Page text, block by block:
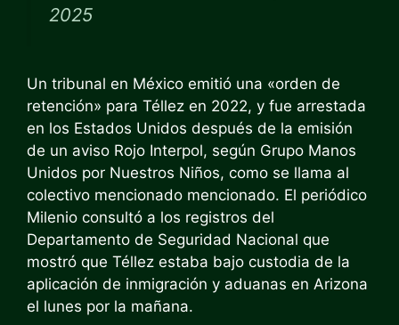
2025
Un tribunal en México emitió una «orden de
retención» para Téllez en 2022, y fue arrestada
en los Estados Unidos después de la emisión
de un aviso Rojo Interpol, según Grupo Manos
Unidos por Nuestros Niños, como se llama al
colectivo mencionado mencionado. El periódico
Milenio consultó a los registros del
Departamento de Seguridad Nacional que
mostró que Téllez estaba bajo custodia de la
aplicación de inmigración y aduanas en Arizona
el lunes por la mañana.